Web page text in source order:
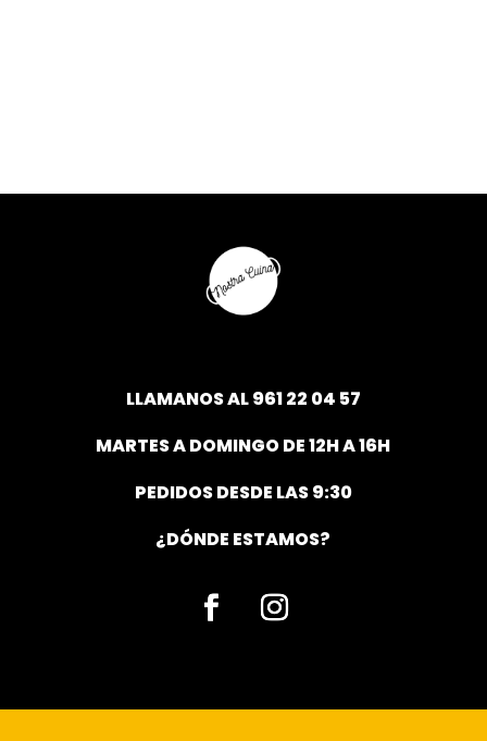
LLAMANOS AL961 22 04 57
MARTES A DOMINGO DE 12H A 16H
PEDIDOS DESDE LAS 9:30
¿DÓNDE ESTAMOS?